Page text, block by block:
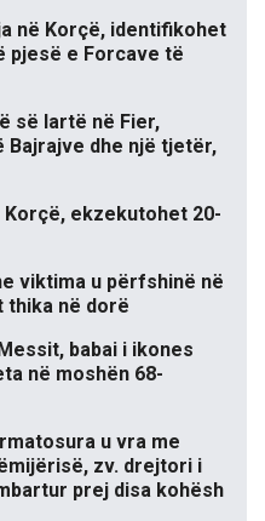
në Korçë, identifikohet
pjesë e Forcave të
së lartë në Fier,
dhe një tjetër,
ekzekutohet 20-
viktima u përfshinë në
thika në dorë
babai i ikones
në moshën 68-
u vra me
zv. drejtori i
prej disa kohësh